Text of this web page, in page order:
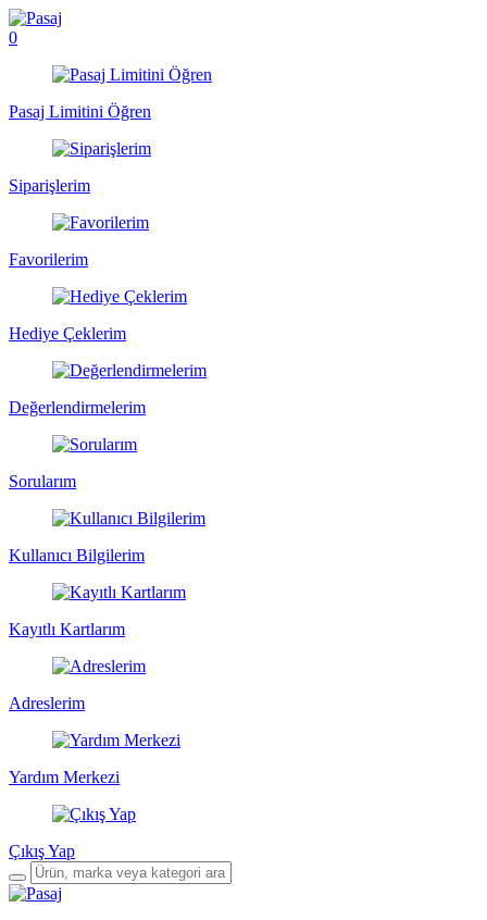
0
Pasaj Limitini Öğren
Siparişlerim
Favorilerim
Hediye Çeklerim
Değerlendirmelerim
Sorularım
Kullanıcı Bilgilerim
Kayıtlı Kartlarım
Adreslerim
Yardım Merkezi
Çıkış Yap